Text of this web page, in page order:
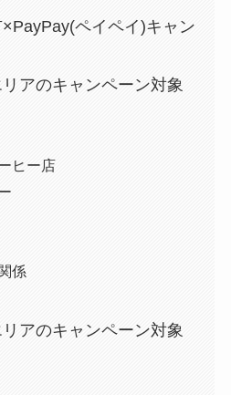
ペイペイ)キャン
アのキャンペーン対象
ヒー店
係
アのキャンペーン対象